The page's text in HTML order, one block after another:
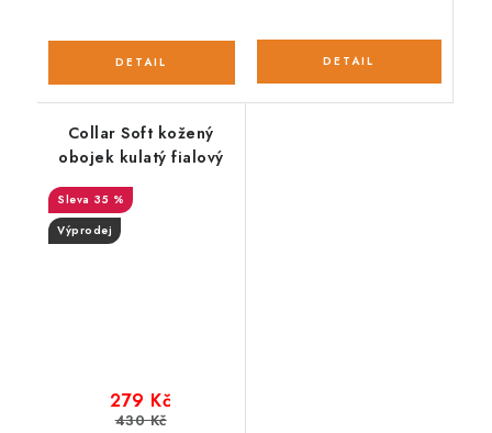
Collar Soft kožený
obojek kulatý fialový
35 %
Výprodej
279 Kč
430 Kč